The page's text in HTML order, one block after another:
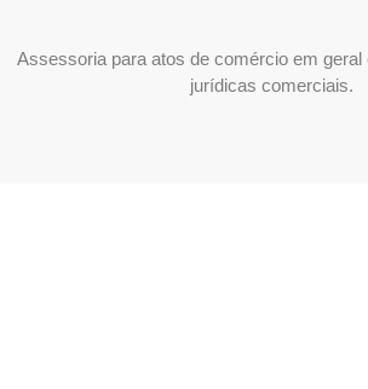
Assessoria para atos de comércio em
jurídicas comerciais.